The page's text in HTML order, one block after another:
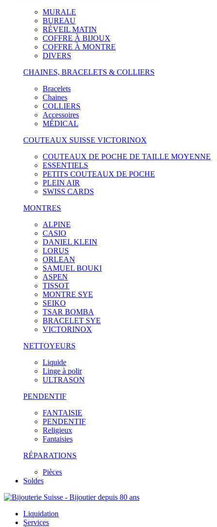
MURALE
BUREAU
RÉVEIL MATIN
COFFRE À BIJOUX
COFFRE À MONTRE
DIVERS
CHAINES, BRACELETS & COLLIERS
Bracelets
Chaines
COLLIERS
Accessoires
MÉDICAL
COUTEAUX SUISSE VICTORINOX
COUTEAUX DE POCHE DE TAILLE MOYENNE
ESSENTIELS
PETITS COUTEAUX DE POCHE
PLEIN AIR
SWISS CARDS
MONTRES
ALPINE
CASIO
DANIEL KLEIN
LORUS
ORLEAN
SAMUEL BOUKI
ASPEN
TISSOT
MONTRE SYE
SEIKO
TSAR BOMBA
BRACELET SYE
VICTORINOX
NETTOYEURS
Liquide
Linge à polir
ULTRASON
PENDENTIF
FANTAISIE
PENDENTIF
Religieux
Fantaisies
RÉPARATIONS
Pièces
Soldes
Liquidation
Services